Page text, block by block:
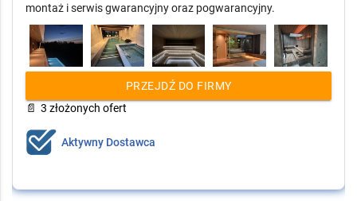
montaż i serwis gwarancyjny oraz pogwarancyjny.
PRZEJDŹ DO FIRMY
📄 3 złożonych ofert
Aktywny Dostawca